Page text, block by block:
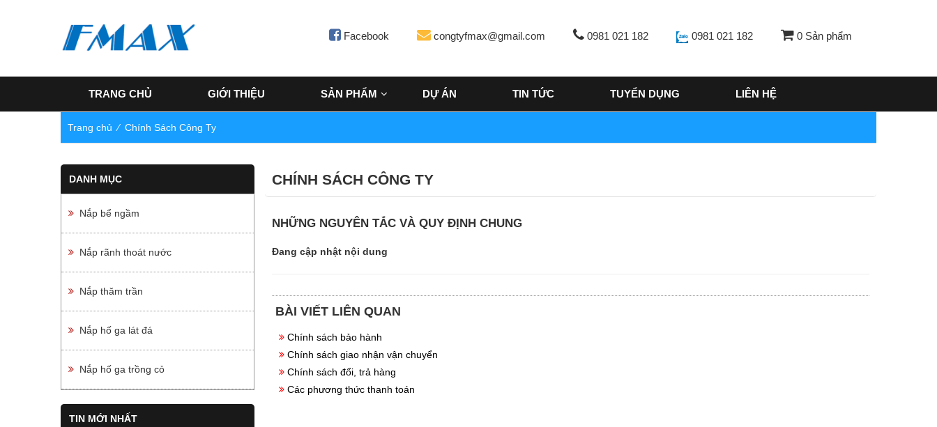
Facebook congtyfmax@gmail.com 0981 021 182 0981 021 182 0 Sản phẩm
TRANG CHỦ GIỚI THIỆU SẢN PHẨM DỰ ÁN TIN TỨC TUYỂN DỤNG LIÊN HỆ
Trang chủ ⁄ Chính Sách Công Ty
DANH MỤC
Nắp bể ngầm
Nắp rãnh thoát nước
Nắp thăm trần
Nắp hố ga lát đá
Nắp hố ga trồng cỏ
TIN MỚI NHẤT
CHÍNH SÁCH CÔNG TY
NHỮNG NGUYÊN TẮC VÀ QUY ĐỊNH CHUNG
Đang cập nhật nội dung
BÀI VIẾT LIÊN QUAN
Chính sách bảo hành
Chính sách giao nhận vận chuyển
Chính sách đổi, trả hàng
Các phương thức thanh toán